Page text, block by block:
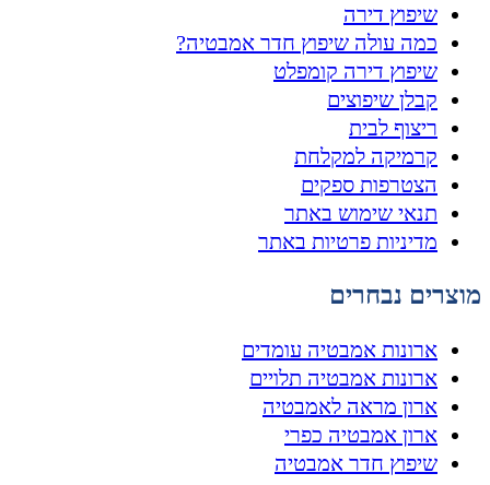
שיפוץ דירה
כמה עולה שיפוץ חדר אמבטיה?
שיפוץ דירה קומפלט
קבלן שיפוצים
ריצוף לבית
קרמיקה למקלחת
הצטרפות ספקים
תנאי שימוש באתר
מדיניות פרטיות באתר
מוצרים נבחרים
ארונות אמבטיה עומדים
ארונות אמבטיה תלויים
ארון מראה לאמבטיה
ארון אמבטיה כפרי
שיפוץ חדר אמבטיה